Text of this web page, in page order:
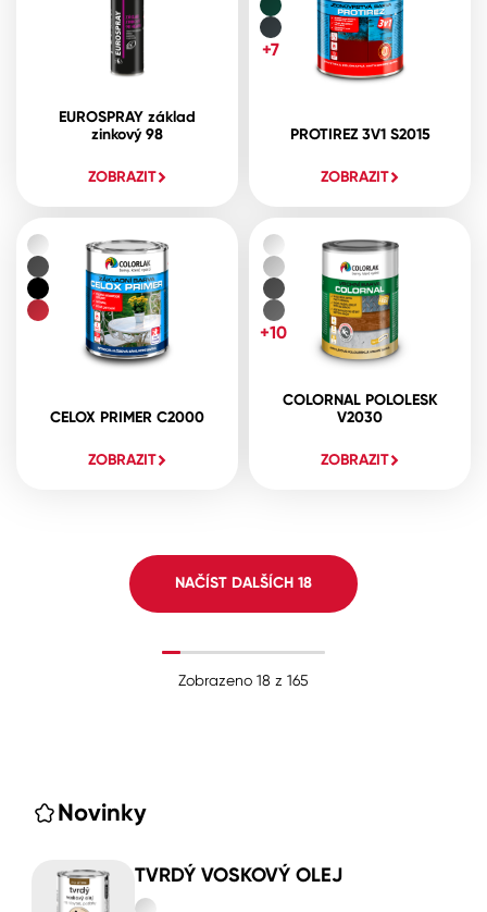
EUROSPRAY základ
zinkový 98
ZOBRAZIT
PROTIREZ 3V1 S2015
ZOBRAZIT
+7
CELOX PRIMER C2000
ZOBRAZIT
COLORNAL POLOLESK
V2030
ZOBRAZIT
+10
NAČÍST DALŠÍCH 18
Zobrazeno 18 z 165
Novinky
TVRDÝ VOSKOVÝ OLEJ